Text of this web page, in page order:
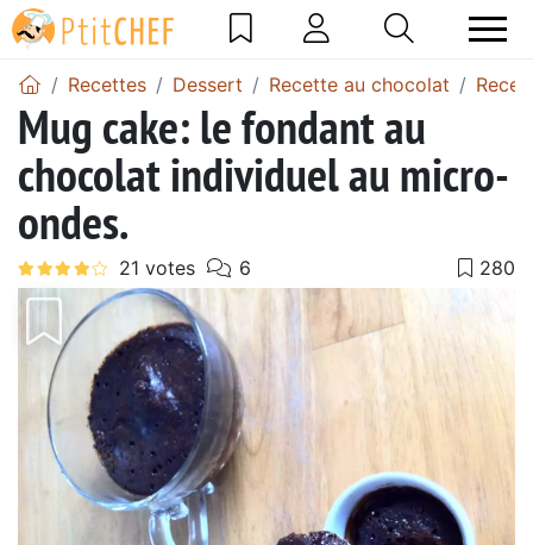
Recettes Dessert Recette au chocolat
Mug cake: le fondant au
chocolat individuel au micro-
ondes.